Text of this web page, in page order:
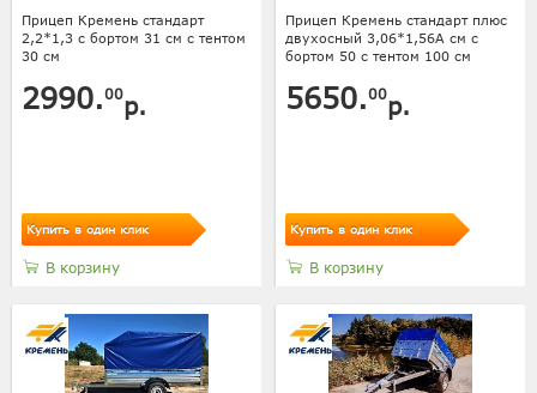
Прицеп Кремень стандарт
2,2*1,3 с бортом 31 см с тентом
30 см
2990.00р.
Купить в один клик
В корзину
Прицеп Кремень стандарт плюс
двухосный 3,06*1,56А см с
бортом 50 с тентом 100 см
5650.00р.
Купить в один клик
В корзину